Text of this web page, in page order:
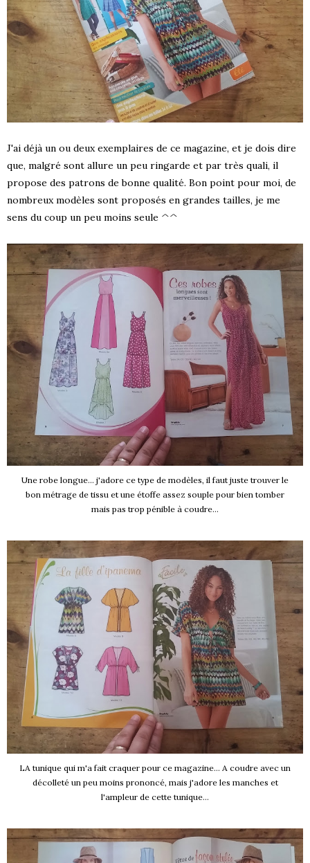
J'ai déjà un ou deux exemplaires de ce magazine, et je dois dire
que, malgré sont allure un peu ringarde et par très quali, il
propose des patrons de bonne qualité. Bon point pour moi, de
nombreux modèles sont proposés en grandes tailles, je me
sens du coup un peu moins seule ^^
Une robe longue... j'adore ce type de modèles, il faut juste trouver le
bon métrage de tissu et une étoffe assez souple pour bien tomber
mais pas trop pénible à coudre...
LA tunique qui m'a fait craquer pour ce magazine... A coudre avec un
décolleté un peu moins prononcé, mais j'adore les manches et
l'ampleur de cette tunique...